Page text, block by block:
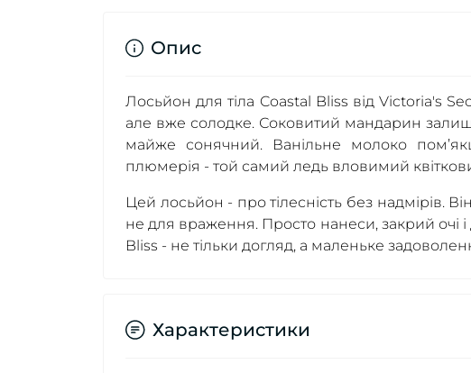
Опис
Лосьйон для тіла Coastal Bliss від Victoria's
але вже солодке. Соковитий мандарин
майже сонячний. Ванільне молоко
плюмерія - той самий ледь вловимий
Цей лосьйон - про тілесність без надмірів.
не для враження. Просто нанеси, закрий очі
Bliss - не тільки догляд, а маленьке
Характеристики